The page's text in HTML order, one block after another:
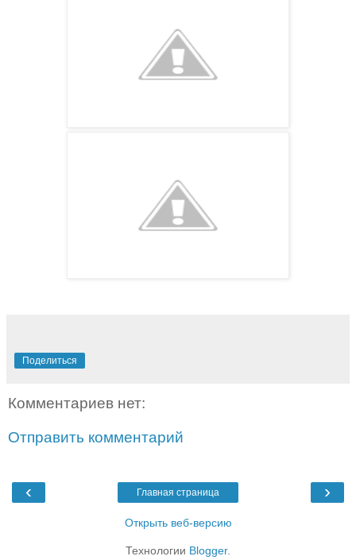
Поделиться
Комментариев нет:
Отправить комментарий
‹ ›
Главная страница
Открыть веб-версию
Технологии Blogger.